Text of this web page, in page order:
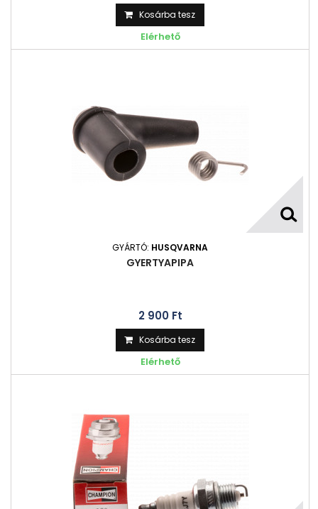
Kosárba tesz
Elérhető
GYÁRTÓ: HUSQVARNA
GYERTYAPIPA
2 900 Ft‎
Kosárba tesz
Elérhető